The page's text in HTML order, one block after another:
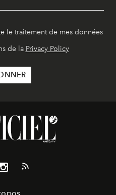
le traitement de mes données
de la Privacy Policy